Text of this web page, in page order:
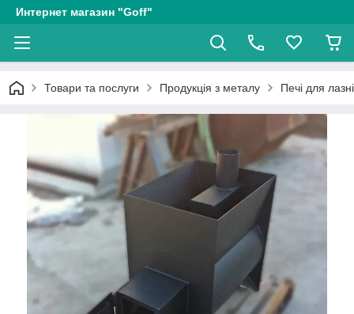
Интернет магазин "Goff"
Товари та послуги Продукція з металу Печі для лазні